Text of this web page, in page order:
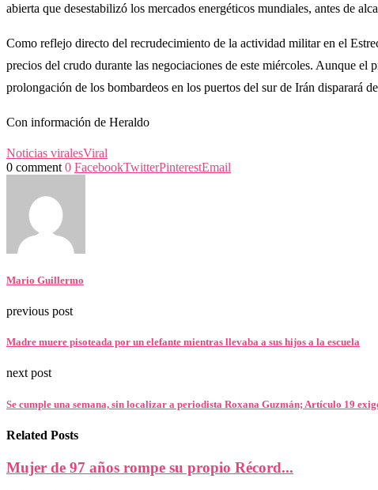
abierta que desestabilizó los mercados energéticos mundiales, antes de
Como reflejo directo del recrudecimiento de la actividad militar en el
precios del crudo durante las negociaciones de este miércoles. Aunque
prolongación de los bombardeos en los puertos del sur de Irán disparará
Con información de Heraldo
Noticias viralesViral
0 comment 0 FacebookTwitterPinterestEmail
Mario Guillermo
previous post
Madre muere pisoteada por un elefante mientras llevaba a sus hijos a la escuela
next post
Se cumple una semana, sin localizar a periodista Roxana Guzmán; Artículo 19
Related Posts
Mujer de 97 años rompe su propio Récord...